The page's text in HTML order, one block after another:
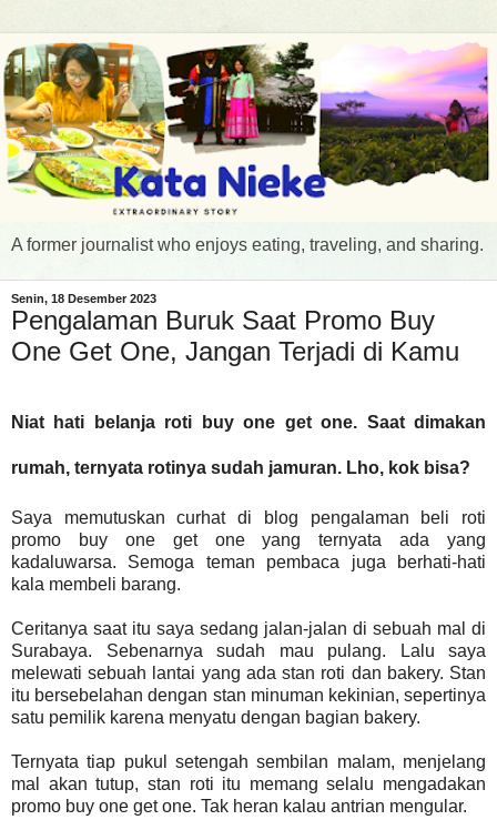
A former journalist who enjoys eating, traveling, and sharing.
Senin, 18 Desember 2023
Pengalaman Buruk Saat Promo Buy
One Get One, Jangan Terjadi di Kamu
Niat hati belanja roti buy one get one. Saat dimakan
rumah, ternyata rotinya sudah jamuran. Lho, kok bisa?
Saya memutuskan curhat di blog pengalaman beli roti
promo buy one get one yang ternyata ada yang
kadaluwarsa. Semoga teman pembaca juga berhati-hati
kala membeli barang.
Ceritanya saat itu saya sedang jalan-jalan di sebuah mal di
Surabaya. Sebenarnya sudah mau pulang. Lalu saya
melewati sebuah lantai yang ada stan roti dan bakery. Stan
itu bersebelahan dengan stan minuman kekinian, sepertinya
satu pemilik karena menyatu dengan bagian bakery.
Ternyata tiap pukul setengah sembilan malam, menjelang
mal akan tutup, stan roti itu memang selalu mengadakan
promo buy one get one. Tak heran kalau antrian mengular.